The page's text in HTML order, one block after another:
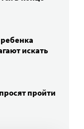
искать
пройти